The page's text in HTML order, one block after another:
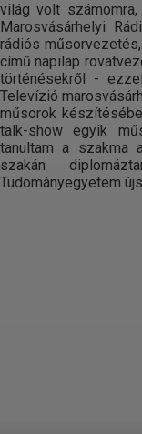
világ volt
Marosvásárhelyi
rádiós
című napilap
történésekről -
Televízió
műsorok
talk-show egyik
tanultam a szakma
szakán
Tudományegyetem